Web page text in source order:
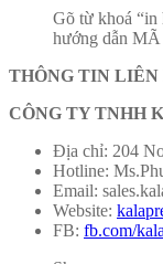
Gõ từ khoá “in
hướng dẫn
THÔNG TIN LIÊN
CÔNG TY TNHH
Địa chỉ: 204
Hotline:
Email:
Website:
FB: fb.com/